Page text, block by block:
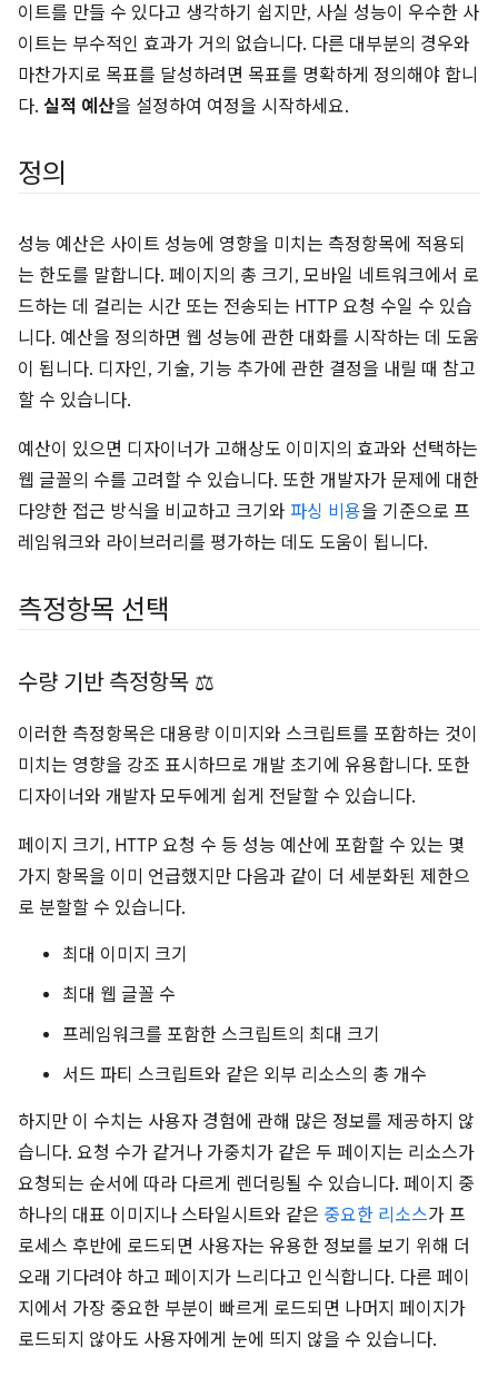
이트를 만들 수 있다고 생각하기 쉽지만, 사실 성능이 우수한 사
이트는 부수적인 효과가 거의 없습니다. 다른 대부분의 경우와
마찬가지로 목표를 달성하려면 목표를 명확하게 정의해야 합니
다. 실적 예산을 설정하여 여정을 시작하세요.
정의
성능 예산은 사이트 성능에 영향을 미치는 측정항목에 적용되
는 한도를 말합니다. 페이지의 총 크기, 모바일 네트워크에서 로
드하는 데 걸리는 시간 또는 전송되는 HTTP 요청 수일 수 있습
니다. 예산을 정의하면 웹 성능에 관한 대화를 시작하는 데 도움
이 됩니다. 디자인, 기술, 기능 추가에 관한 결정을 내릴 때 참고
할 수 있습니다.
예산이 있으면 디자이너가 고해상도 이미지의 효과와 선택하는
웹 글꼴의 수를 고려할 수 있습니다. 또한 개발자가 문제에 대한
다양한 접근 방식을 비교하고 크기와 파싱 비용을 기준으로 프
레임워크와 라이브러리를 평가하는 데도 도움이 됩니다.
측정항목 선택
수량 기반 측정항목 ⚖️
이러한 측정항목은 대용량 이미지와 스크립트를 포함하는 것이
미치는 영향을 강조 표시하므로 개발 초기에 유용합니다. 또한
디자이너와 개발자 모두에게 쉽게 전달할 수 있습니다.
페이지 크기, HTTP 요청 수 등 성능 예산에 포함할 수 있는 몇
가지 항목을 이미 언급했지만 다음과 같이 더 세분화된 제한으
로 분할할 수 있습니다.
최대 이미지 크기
최대 웹 글꼴 수
프레임워크를 포함한 스크립트의 최대 크기
서드 파티 스크립트와 같은 외부 리소스의 총 개수
하지만 이 수치는 사용자 경험에 관해 많은 정보를 제공하지 않
습니다. 요청 수가 같거나 가중치가 같은 두 페이지는 리소스가
요청되는 순서에 따라 다르게 렌더링될 수 있습니다. 페이지 중
하나의 대표 이미지나 스타일시트와 같은 중요한 리소스가 프
로세스 후반에 로드되면 사용자는 유용한 정보를 보기 위해 더
오래 기다려야 하고 페이지가 느리다고 인식합니다. 다른 페이
지에서 가장 중요한 부분이 빠르게 로드되면 나머지 페이지가
로드되지 않아도 사용자에게 눈에 띄지 않을 수 있습니다.